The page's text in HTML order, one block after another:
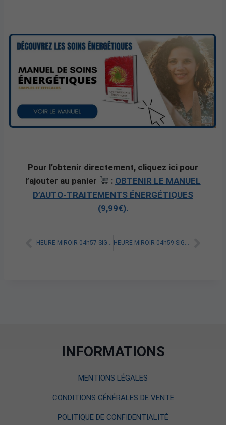
Pour l’obtenir directement, cliquez ici pour
l’ajouter au panier
: OBTENIR LE MANUEL
D’AUTO-TRAITEMENTS ÉNERGÉTIQUES
(9,99€).
HEURE MIROIR 04h57 SIGNIFICATION SPIRITUELLE [A LIRE] HEURE MIROIR 04h59 SIGNIFICATION SPIRITUELLE [A LIRE]
INFORMATIONS
MENTIONS LÉGALES
CONDITIONS GÉNÉRALES DE VENTE
POLITIQUE DE CONFIDENTIALITÉ